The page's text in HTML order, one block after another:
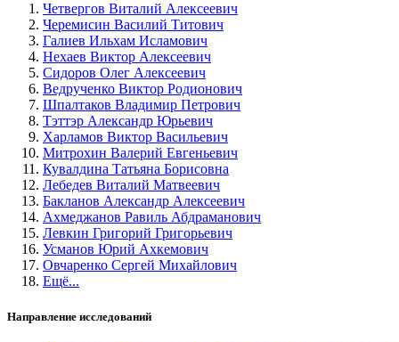
Четвергов Виталий Алексеевич
Черемисин Василий Титович
Галиев Ильхам Исламович
Нехаев Виктор Алексеевич
Сидоров Олег Алексеевич
Ведрученко Виктор Родионович
Шпалтаков Владимир Петрович
Тэттэр Александр Юрьевич
Харламов Виктор Васильевич
Митрохин Валерий Евгеньевич
Кувалдина Татьяна Борисовна
Лебедев Виталий Матвеевич
Бакланов Александр Алексеевич
Ахмеджанов Равиль Абдраманович
Левкин Григорий Григорьевич
Усманов Юрий Ахкемович
Овчаренко Сергей Михайлович
Ещё...
Направление исследований